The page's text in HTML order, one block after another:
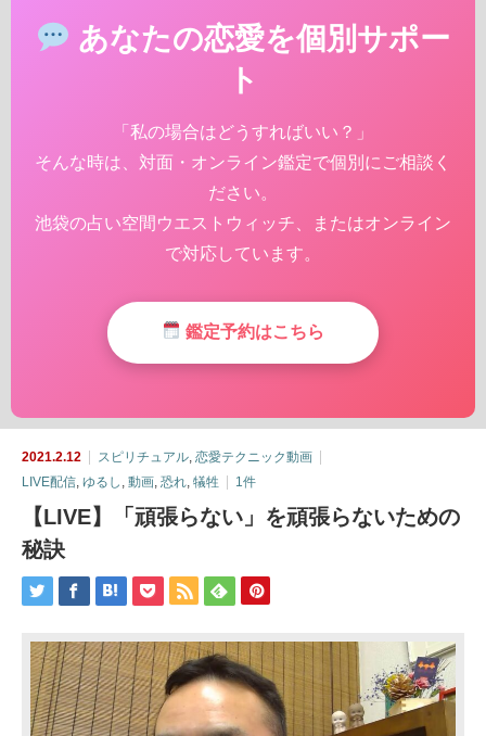
あなたの恋愛を個別サポー
ト
「私の場合はどうすればいい？」
そんな時は、対面・オンライン鑑定で個別にご相談く
ださい。
池袋の占い空間ウエストウィッチ、またはオンライン
で対応しています。
鑑定予約はこちら
2021.2.12 スピリチュアル 恋愛テクニック動画
LIVE配信 ゆるし 動画 恐れ 犠牲 1件
【LIVE】「頑張らない」を頑張らないための
秘訣